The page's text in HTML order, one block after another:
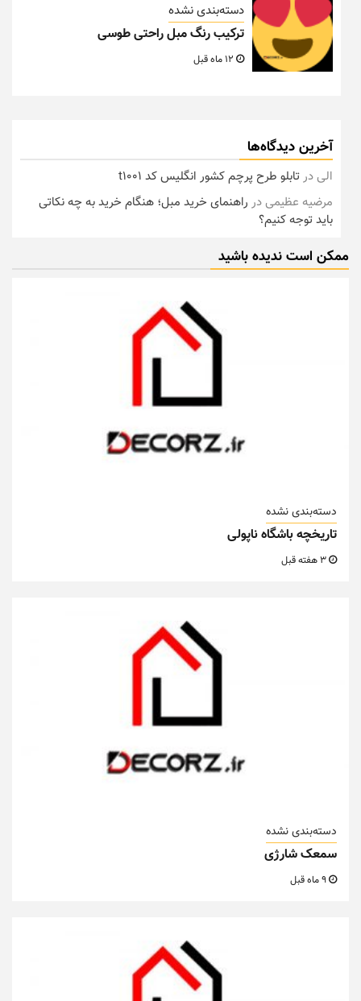
دسته‌بندی نشده
ترکیب رنگ مبل راحتی طوسی
آخرین دیدگاه‌ها
الیدرتابلو طرح پرچم کشور انگلیس کد t1001
مرضیه عظیمیدر راهنمای خرید مبل؛ هنگام خرید به چه نکاتی
باید توجه کنیم؟
ممکن است ندیده باشید
دسته‌بندی نشده
تاریخچه باشگاه ناپولی
دسته‌بندی نشده
سمعک شارژی